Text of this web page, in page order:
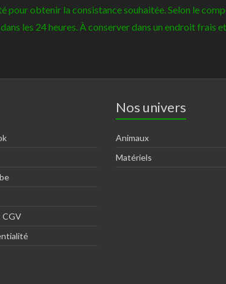
obtenir la consistance souhaitée. Selon le
les 24 heures. À conserver dans un endroit frais
CGV
Nos univers
Animaux
Matériels